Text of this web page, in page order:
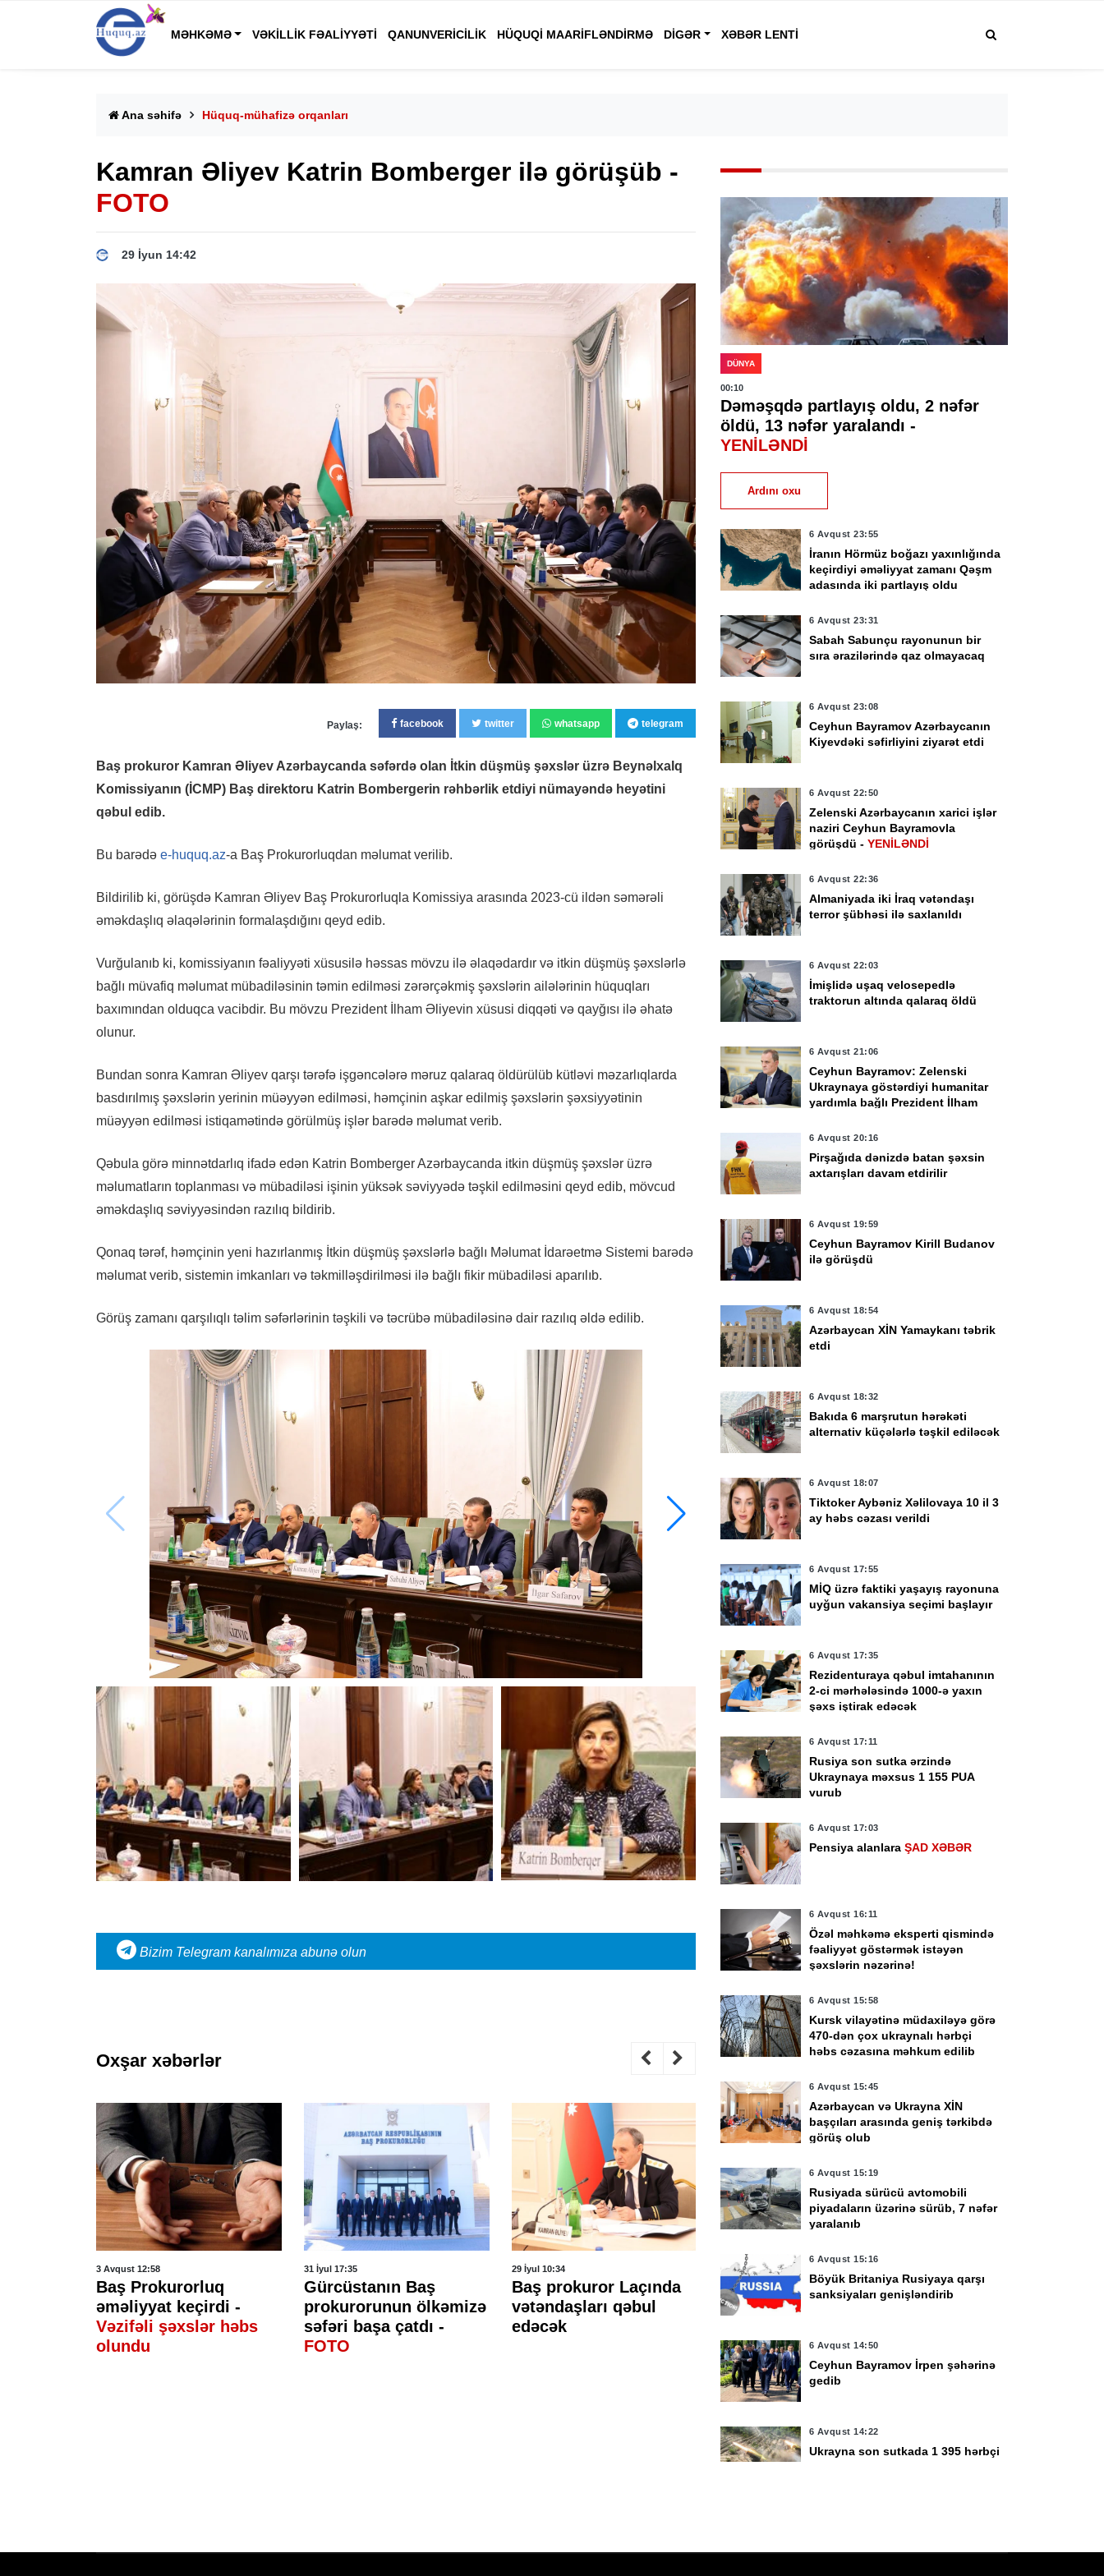
MƏHKƏMƏ VƏKILLIK FƏALIYYƏTI QANUNVERICILIK HÜQUQI MAARIFLƏNDIRMƏ DIGƏR XƏBƏR LENTI
Ana səhifə Hüquq-mühafizə orqanları
Kamran Əliyev Katrin Bomberger ilə görüşüb -
FOTO
29 İyun 14:42
Paylaş: facebook twitter whatsapp telegram
Baş prokuror Kamran Əliyev Azərbaycanda səfərdə olan İtkin düşmüş şəxslər üzrə Beynəlxalq
Komissiyanın (İCMP) Baş direktoru Katrin Bombergerin rəhbərlik etdiyi nümayəndə heyətini
qəbul edib.
Bu barədə e-huquq.az-a Baş Prokurorluqdan məlumat verilib.
Bildirilib ki, görüşdə Kamran Əliyev Baş Prokurorluqla Komissiya arasında 2023-cü ildən səmərəli
əməkdaşlıq əlaqələrinin formalaşdığını qeyd edib.
Vurğulanıb ki, komissiyanın fəaliyyəti xüsusilə həssas mövzu ilə əlaqədardır və itkin düşmüş şəxslərlə
bağlı müvafiq məlumat mübadiləsinin təmin edilməsi zərərçəkmiş şəxslərin ailələrinin hüquqları
baxımından olduqca vacibdir. Bu mövzu Prezident İlham Əliyevin xüsusi diqqəti və qayğısı ilə əhatə
olunur.
Bundan sonra Kamran Əliyev qarşı tərəfə işgəncələrə məruz qalaraq öldürülüb kütləvi məzarlıqlarda
basdırılmış şəxslərin yerinin müəyyən edilməsi, həmçinin aşkar edilmiş şəxslərin şəxsiyyətinin
müəyyən edilməsi istiqamətində görülmüş işlər barədə məlumat verib.
Qəbula görə minnətdarlıq ifadə edən Katrin Bomberger Azərbaycanda itkin düşmüş şəxslər üzrə
məlumatların toplanması və mübadiləsi işinin yüksək səviyyədə təşkil edilməsini qeyd edib, mövcud
əməkdaşlıq səviyyəsindən razılıq bildirib.
Qonaq tərəf, həmçinin yeni hazırlanmış İtkin düşmüş şəxslərlə bağlı Məlumat İdarəetmə Sistemi barədə
məlumat verib, sistemin imkanları və təkmilləşdirilməsi ilə bağlı fikir mübadiləsi aparılıb.
Görüş zamanı qarşılıqlı təlim səfərlərinin təşkili və təcrübə mübadiləsinə dair razılıq əldə edilib.
Bizim Telegram kanalımıza abunə olun
Oxşar xəbərlər
3 Avqust 12:58
Baş Prokurorluq
əməliyyat keçirdi -
Vəzifəli şəxslər həbs
olundu
31 İyul 17:35
Gürcüstanın Baş
prokurorunun ölkəmizə
səfəri başa çatdı -
FOTO
29 İyul 10:34
Baş prokuror Laçında
vətəndaşları qəbul
edəcək
27 İyul 10:34
Baş prokuror Nəsimi
rayonunda vətəndaşları
Prokurorluğun 2
DÜNYA
00:10
Dəməşqdə partlayış oldu, 2 nəfər
öldü, 13 nəfər yaralandı -
YENİLƏNDİ
Ardını oxu
6 Avqust 23:55
İranın Hörmüz boğazı yaxınlığında
keçirdiyi əməliyyat zamanı Qəşm
adasında iki partlayış oldu
6 Avqust 23:31
Sabah Sabunçu rayonunun bir
sıra ərazilərində qaz olmayacaq
6 Avqust 23:08
Ceyhun Bayramov Azərbaycanın
Kiyevdəki səfirliyini ziyarət etdi
6 Avqust 22:50
Zelenski Azərbaycanın xarici işlər
naziri Ceyhun Bayramovla
görüşdü - YENİLƏNDİ
6 Avqust 22:36
Almaniyada iki İraq vətəndaşı
terror şübhəsi ilə saxlanıldı
6 Avqust 22:03
İmişlidə uşaq velosepedlə
traktorun altında qalaraq öldü
6 Avqust 21:06
Ceyhun Bayramov: Zelenski
Ukraynaya göstərdiyi humanitar
yardımla bağlı Prezident İlham
6 Avqust 20:16
Pirşağıda dənizdə batan şəxsin
axtarışları davam etdirilir
6 Avqust 19:59
Ceyhun Bayramov Kirill Budanov
ilə görüşdü
6 Avqust 18:54
Azərbaycan XİN Yamaykanı təbrik
etdi
6 Avqust 18:32
Bakıda 6 marşrutun hərəkəti
alternativ küçələrlə təşkil ediləcək
6 Avqust 18:07
Tiktoker Aybəniz Xəlilovaya 10 il 3
ay həbs cəzası verildi
6 Avqust 17:55
MİQ üzrə faktiki yaşayış rayonuna
uyğun vakansiya seçimi başlayır
6 Avqust 17:35
Rezidenturaya qəbul imtahanının
2-ci mərhələsində 1000-ə yaxın
şəxs iştirak edəcək
6 Avqust 17:11
Rusiya son sutka ərzində
Ukraynaya məxsus 1 155 PUA
vurub
6 Avqust 17:03
Pensiya alanlara ŞAD XƏBƏR
6 Avqust 16:11
Özəl məhkəmə eksperti qismində
fəaliyyət göstərmək istəyən
şəxslərin nəzərinə!
6 Avqust 15:58
Kursk vilayətinə müdaxiləyə görə
470-dən çox ukraynalı hərbçi
həbs cəzasına məhkum edilib
6 Avqust 15:45
Azərbaycan və Ukrayna XİN
başçıları arasında geniş tərkibdə
görüş olub
6 Avqust 15:19
Rusiyada sürücü avtomobili
piyadaların üzərinə sürüb, 7 nəfər
yaralanıb
6 Avqust 15:16
Böyük Britaniya Rusiyaya qarşı
sanksiyaları genişləndirib
6 Avqust 14:50
Ceyhun Bayramov İrpen şəhərinə
gedib
6 Avqust 14:22
Ukrayna son sutkada 1 395 hərbçi
daimi nümayəndəsi geri çağırılıb,